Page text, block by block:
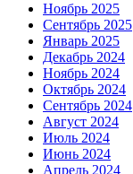
Ноябрь 2025
Сентябрь 2025
Январь 2025
Декабрь 2024
Ноябрь 2024
Октябрь 2024
Сентябрь 2024
Август 2024
Июль 2024
Июнь 2024
Апрель 2024